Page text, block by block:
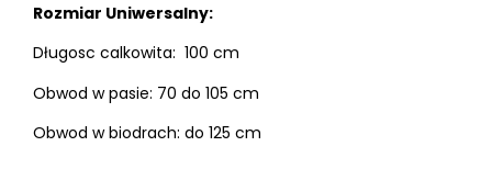
Rozmiar Uniwersalny:
Długosc calkowita: 100 cm
Obwod w pasie: 70 do 105 cm
Obwod w biodrach: do 125 cm